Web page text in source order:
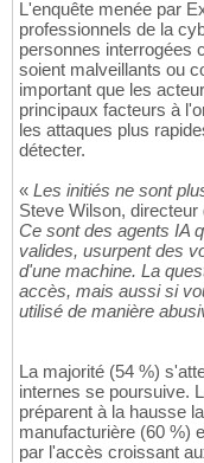
L'enquête menée par
professionnels de la
personnes interrogées
soient malveillants ou
important que les
principaux facteurs à
les attaques plus
détecter.
« Les initiés ne sont
Steve Wilson,
Ce sont des agents IA
valides, usurpent des
d'une machine. La
accès, mais aussi si
utilisé de manière
La majorité (54 %)
internes se poursuive.
préparent à la hausse
manufacturière (60 %)
par l'accès croissant